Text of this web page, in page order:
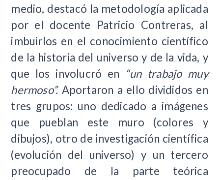
medio, destacó la metodología aplicada
por el docente Patricio Contreras, al
imbuirlos en el conocimiento científico
de la historia del universo y de la vida, y
que los involucró en
“un trabajo muy
hermoso”. Aportaron a ello divididos en
tres grupos: uno dedicado a imágenes
que pueblan este muro (colores y
dibujos), otro de investigación científica
(evolución del universo) y un tercero
preocupado de la parte teórica